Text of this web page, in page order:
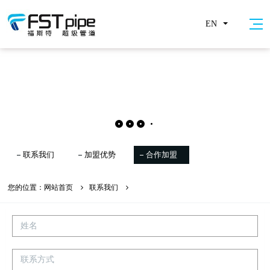
EN
联系我们 加盟优势 合作加盟
您的位置： 网站首页 联系我们